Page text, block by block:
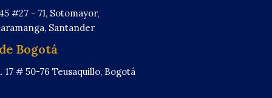
#27 - 71, Sotomayor,
Santander
Bogotá
17 # 50-76 Teusaquillo, Bogotá